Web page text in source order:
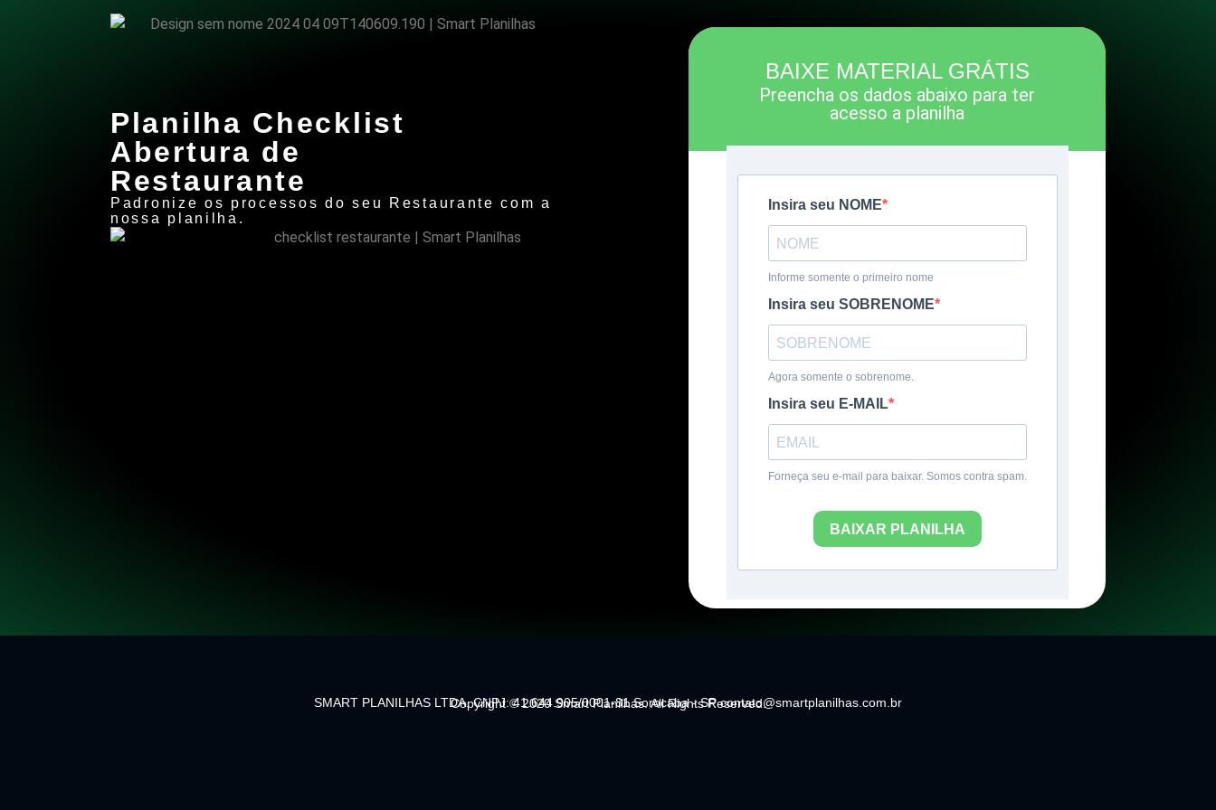
Planilha Checklist
Abertura de
Restaurante
Padronize os processos do seu Restaurante com a
nossa planilha.
BAIXE MATERIAL GRÁTIS
Preencha os dados abaixo para ter
acesso a planilha
Insira seu NOME
Informe somente o primeiro nome
Insira seu SOBRENOME
Agora somente o sobrenome.
Insira seu E-MAIL
Forneça seu e-mail para baixar. Somos contra spam.
BAIXAR PLANILHA
SMART PLANILHAS LTDA. CNPJ: 41.644.905/0001-81 Sorocaba - SP contato@smartplanilhas.com.br
Copyright © 2020 Smart Planilhas. All Rights Reserved.